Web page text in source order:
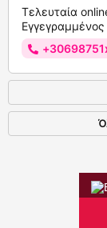
Τελευταία
Εγγεγραμμένος